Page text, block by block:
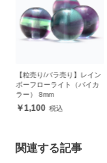
【粒売り/バラ売り】レイン
ボーフローライト（バイカ
ラー） 10mm
1,600
関連する記事